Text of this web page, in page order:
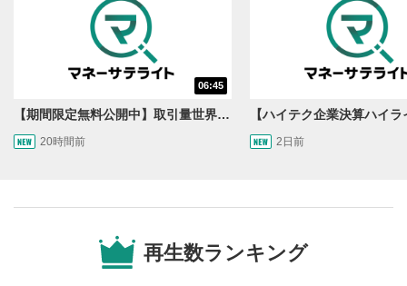
動画再生エリア
動画再生エリアをクリックすると、動画を再生または
一時停止します。
2
操作メニュー
再生/一時停止
動画を再生または一時停止します。
10秒戻し/10秒送り
06:45
【期間限定無料公開中】取引量世界一の通貨ペアに優位性あり!?ドル/円&ユーロドルのテクニカルを検証！【JINのマンスリーFX戦略】
20時間前 2日前
再生数ランキング